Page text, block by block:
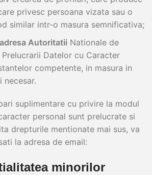
privesc persoana vizata sau o
similar intr-o masura semnificativa;
Autoritatii Nationale de
Datelor cu Caracter
competente, in masura in
necesar.
suplimentare cu privire la modul
personal sunt prelucrate si
drepturile mentionate mai sus, va
la adresa de email:
minorilor